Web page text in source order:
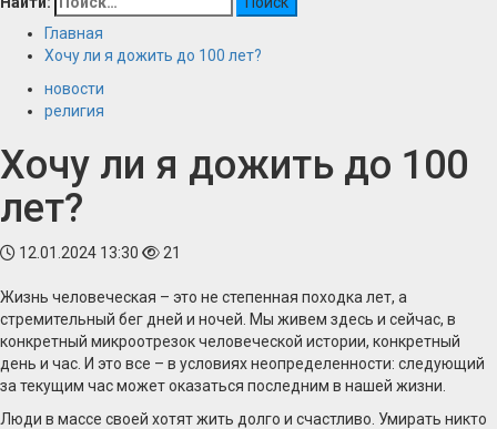
Главная
Хочу ли я дожить до 100 лет?
новости
религия
Хочу ли я дожить до 100
лет?
12.01.2024 13:30 21
Жизнь человеческая – это не степенная походка лет, а
стремительный бег дней и ночей. Мы живем здесь и сейчас, в
конкретный микроотрезок человеческой истории, конкретный
день и час. И это все – в условиях неопределенности: следующий
за текущим час может оказаться последним в нашей жизни.
Люди в массе своей хотят жить долго и счастливо. Умирать никто